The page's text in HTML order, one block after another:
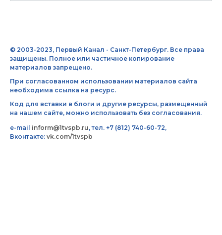
© 2003-2023, Первый Канал - Санкт-Петербург. Все права
защищены. Полное или частичное копирование
материалов запрещено.
При согласованном использовании материалов сайта
необходима ссылка на ресурс.
Код для вставки в блоги и другие ресурсы, размещенный
на нашем сайте, можно использовать без согласования.
e-mail inform@1tvspb.ru, тел. +7 (812) 740-60-72,
Вконтакте: vk.com/1tvspb